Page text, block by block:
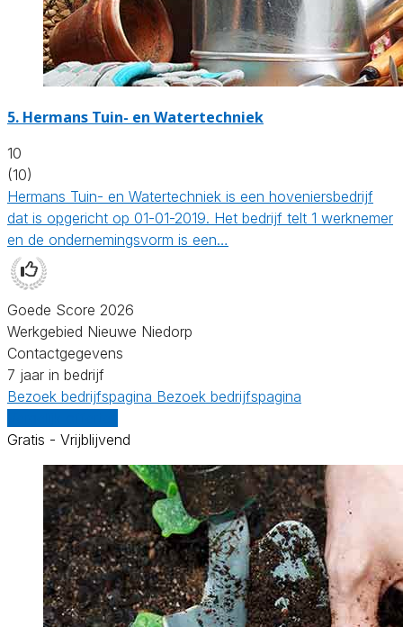
5. Hermans Tuin- en Watertechniek
10
(10)
Hermans Tuin- en Watertechniek is een hoveniersbedrijf
dat is opgericht op 01-01-2019. Het bedrijf telt 1 werknemer
en de ondernemingsvorm is een…
Goede Score 2026
Werkgebied Nieuwe Niedorp
Contactgegevens
7 jaar in bedrijf
Bezoek bedrijfspagina Bezoek bedrijfspagina
Gratis - Vrijblijvend